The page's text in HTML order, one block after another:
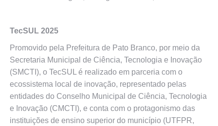
TecSUL 2025
Promovido pela Prefeitura de Pato Branco, por meio da
Secretaria Municipal de Ciência, Tecnologia e Inovação
(SMCTI), o TecSUL é realizado em parceria com o
ecossistema local de inovação, representado pelas
entidades do Conselho Municipal de Ciência, Tecnologia
e Inovação (CMCTI), e conta com o protagonismo das
instituições de ensino superior do município (UTFPR,